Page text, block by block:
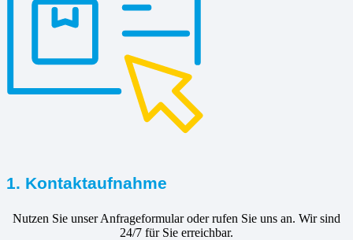
1. Kontaktaufnahme
Nutzen Sie unser Anfrageformular oder rufen Sie uns an. Wir sind
24/7 für Sie erreichbar.